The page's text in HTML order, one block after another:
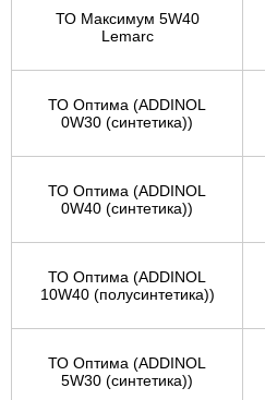
ТО Максимум 5W40
Lemarc
ТО Оптима (ADDINOL
0W30 (синтетика))
ТО Оптима (ADDINOL
0W40 (синтетика))
ТО Оптима (ADDINOL
10W40 (полусинтетика))
ТО Оптима (ADDINOL
5W30 (синтетика))